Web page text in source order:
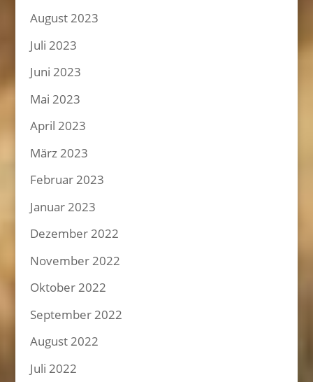
August 2023
Juli 2023
Juni 2023
Mai 2023
April 2023
März 2023
Februar 2023
Januar 2023
Dezember 2022
November 2022
Oktober 2022
September 2022
August 2022
Juli 2022